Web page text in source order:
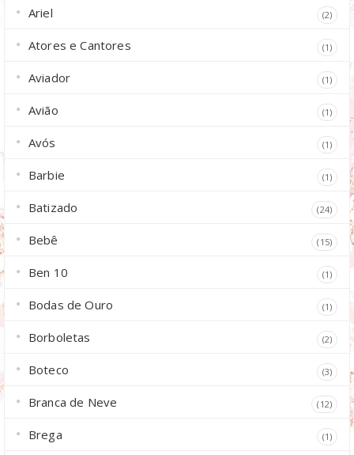
Ariel (2)
Atores e Cantores (1)
Aviador (1)
Avião (1)
Avós (1)
Barbie (1)
Batizado (24)
Bebê (15)
Ben 10 (1)
Bodas de Ouro (1)
Borboletas (2)
Boteco (3)
Branca de Neve (12)
Brega (1)